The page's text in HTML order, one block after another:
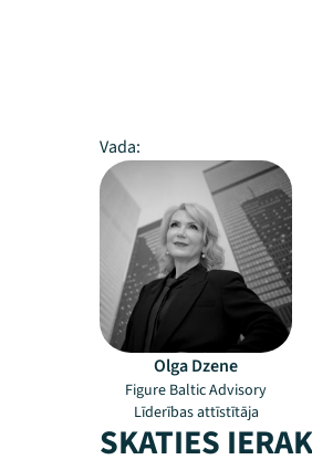
Vada:
Olga Dzene
Figure Baltic Advisory
Līderības attīstītāja
SKATIES